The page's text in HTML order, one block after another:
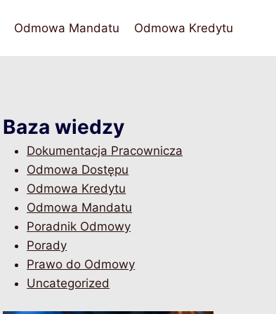
Odmowa Mandatu Odmowa Kredytu
Baza wiedzy
Dokumentacja Pracownicza
Odmowa Dostępu
Odmowa Kredytu
Odmowa Mandatu
Poradnik Odmowy
Porady
Prawo do Odmowy
Uncategorized